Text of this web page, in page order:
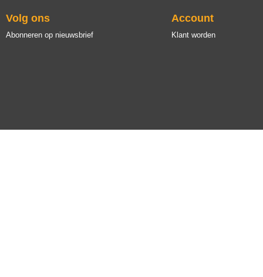
Volg ons
Abonneren op nieuwsbrief
Account
Klant worden